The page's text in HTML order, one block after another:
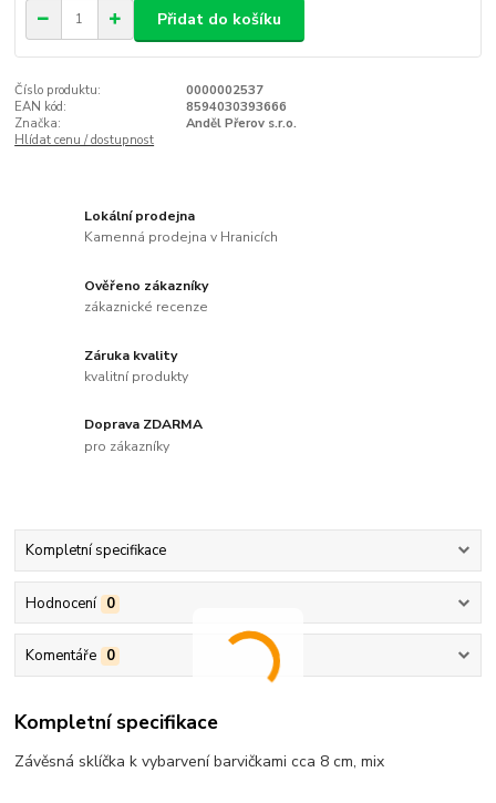
Přidat do košíku
Číslo produktu:
0000002537
EAN kód:
8594030393666
Značka:
Anděl Přerov s.r.o.
Hlídat cenu / dostupnost
Lokální prodejna
Kamenná prodejna v Hranicích
Ověřeno zákazníky
zákaznické recenze
Záruka kvality
kvalitní produkty
Doprava ZDARMA
pro zákazníky
Kompletní specifikace
Hodnocení 0
Komentáře 0
Kompletní specifikace
Závěsná sklíčka k vybarvení barvičkami cca 8 cm, mix